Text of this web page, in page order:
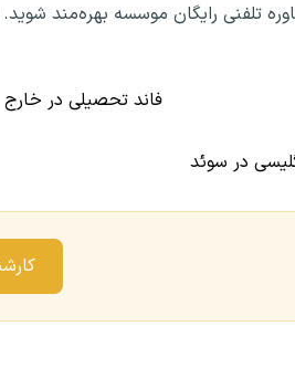
تلفنی رایگان موسسه بهره‌مند شوید.
فاند تحصیلی در خارج
در سوئد